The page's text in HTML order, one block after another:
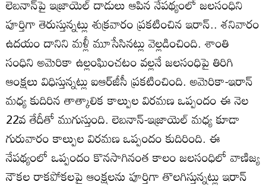
లెబనాన్‌పై ఇజ్రాయెల్‌ దాడులు ఆపిన నేపథ్యంలో జలసంధిని
పూర్తిగా తెరుస్తున్నట్లు శుక్రవారం ప్రకటించిన ఇరాన్‌.. శనివారం
ఉదయం దానిని మళ్లీ మూసేసినట్లు వెల్లడించింది. శాంతి
సంధిని అమెరికా ఉల్లంఘించటం వల్లనే జలసంధిపై తిరిగి
ఆంక్షలు విధిస్తున్నట్లు ఐఆర్‌జీసీ ప్రకటించింది. అమెరికా-ఇరాన్‌
మధ్య కుదిరిన తాత్కాలిక కాల్పుల విరమణ ఒప్పందం ఈ నెల
22వ తేదీతో ముగుస్తుంది. లెబనాన్‌-ఇజ్రాయెల్‌ మధ్య కూడా
గురువారం కాల్పుల విరమణ ఒప్పందం కుదిరింది. ఈ
నేపథ్యంలో ఒప్పందం కొనసాగినంత కాలం జలసంధిలో వాణిజ్య
నౌకల రాకపోకలపై ఆంక్షలను పూర్తిగా తొలగిస్తున్నట్లు ఇరాన్‌